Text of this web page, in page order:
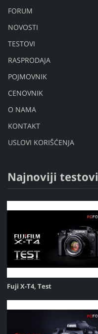
FORUM
NOVOSTI
TESTOVI
RASPRODAJA
POJMOVNIK
CENOVNIK
O NAMA
KONTAKT
USLOVI KORIŠĆENJA
Najnoviji testovi
Fuji X-T4, Test